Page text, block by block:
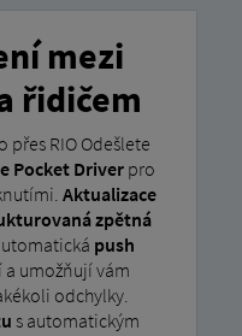
mezi
řidičem
přes RIO Odešlete
Pocket Driverpro
Aktualizace
zpětná
push
umožňují vám
odchylky.
s automatickým